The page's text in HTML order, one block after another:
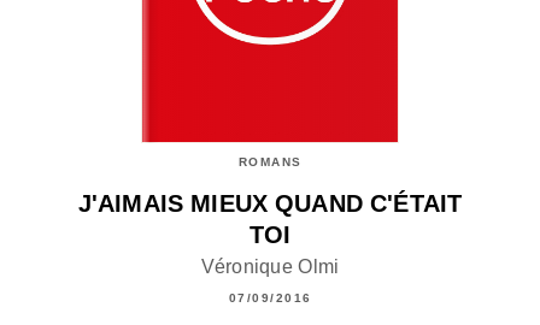
ROMANS
J'AIMAIS MIEUX QUAND C'ÉTAIT
TOI
Véronique Olmi
07/09/2016